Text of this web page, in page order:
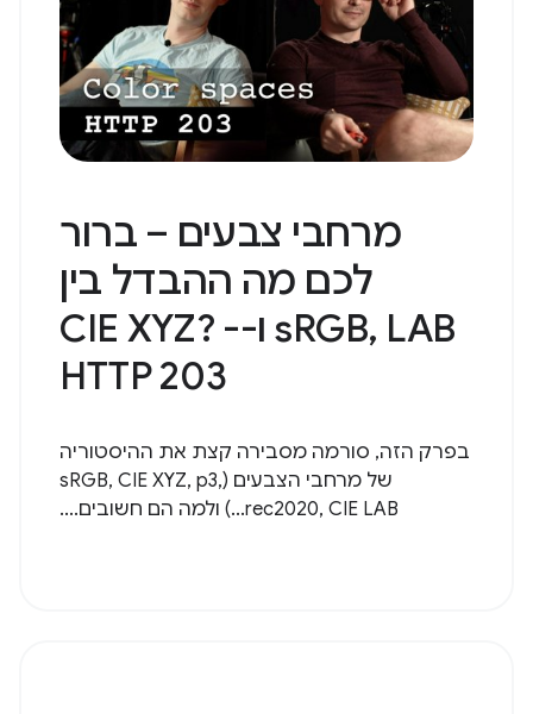
מרחבי צבעים – ברור
לכם מה ההבדל בין
sRGB, LAB ו-CIE XYZ? -
HTTP 203
בפרק הזה, סורמה מסבירה קצת את ההיסטוריה
של מרחבי הצבעים (sRGB, CIE XYZ, p3,
rec2020, CIE LAB...) ולמה הם חשובים....